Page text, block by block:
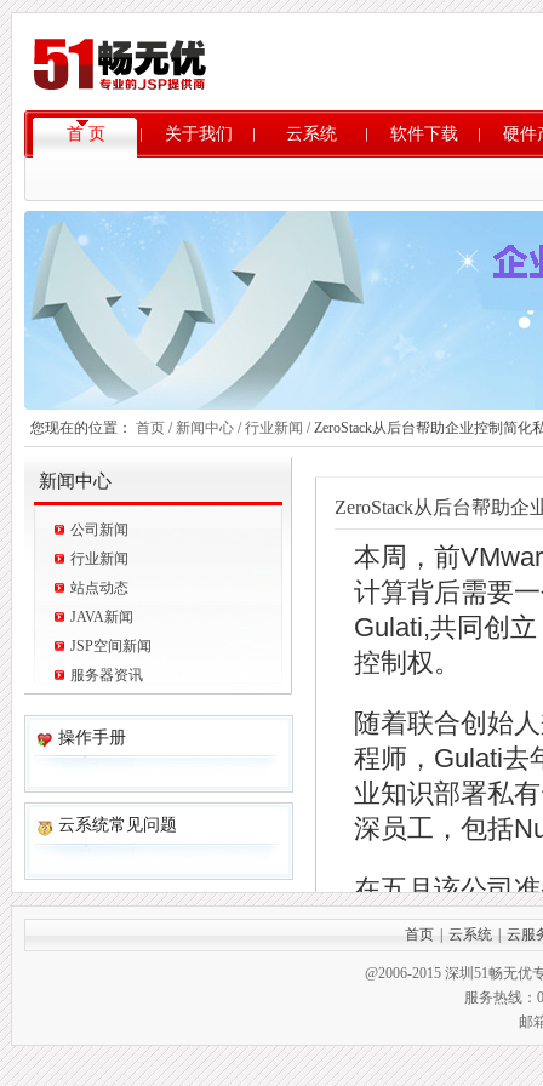
首 页 关于我们 云系统 软件下载 硬件
您现在的位置： 首页 / 新闻中心 /行业新闻 / ZeroStack从后台帮助企业控制简化
新闻中心
公司新闻
行业新闻
站点动态
JAVA新闻
JSP空间新闻
服务器资讯
操作手册
云系统常见问题
ZeroStack从后台帮助企
本周，前
计算背后需要
Gulati,共同创
控制权。
随着联合创始
程师，Gulati去
业知识部署私
深员工，包括
在五月该公司
署。周三，
万美元的融资
“我们通过提供
首页 云系统 云服
@2006-2015 深圳51畅无优
服务热线：
邮